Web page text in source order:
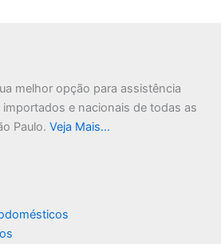
melhor opção para assistência
e nacionais de todas as
Paulo. Veja Mais…